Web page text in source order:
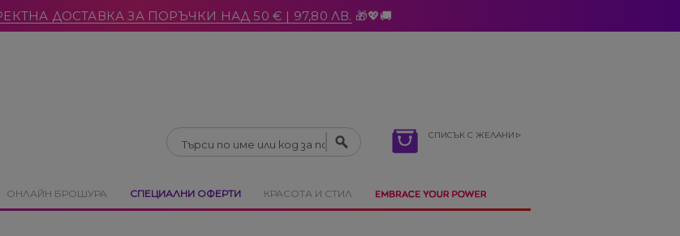
ДОСТАВКА ЗА ПОРЪЧКИ НАД 50 € | 97,80 ЛВ. 🎁💖🚚
СПИСЪК С ЖЕЛАНИ
ОНЛАЙН БРОШУРА СПЕЦИАЛНИ ОФЕРТИ КРАСОТА И СТИЛ
Затвори Затвори